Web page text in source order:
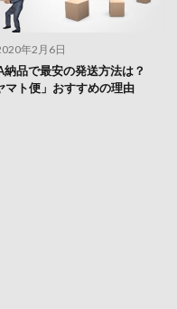
年2月6日
納品で最安の発送方法は？
マト便」おすすめの理由